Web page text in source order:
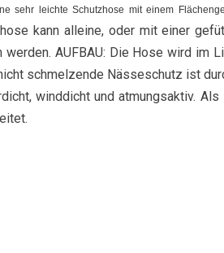
sehr leichte Schutzhose mit einem
kann alleine, oder mit einer
werden. AUFBAU: Die Hose wird im
schmelzende Nässeschutz ist
winddicht und atmungsaktiv.